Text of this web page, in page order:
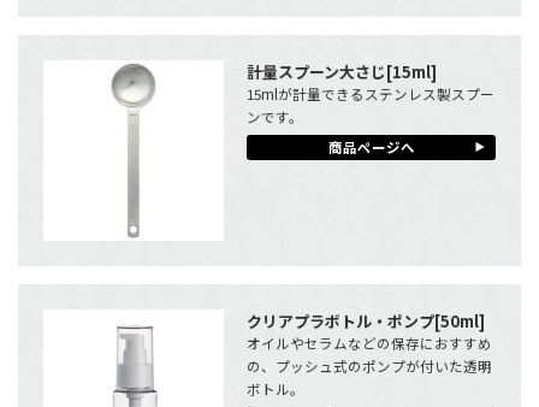
計量スプーン大さじ[15ml]
15mlが計量できるステンレス製スプー
ンです。
商品ページへ
クリアプラボトル・ポンプ[50ml]
オイルやセラムなどの保存におすすめ
の、プッシュ式のポンプが付いた透明
ボトル。